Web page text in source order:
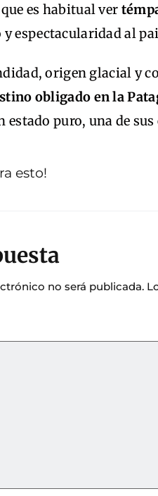
es habitual ver
espectacularidad al
origen glacial y
obligado en la
estado puro, una de
esto!
no será publicada.